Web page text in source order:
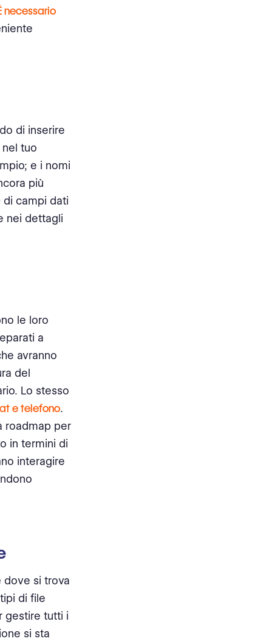
necessario
di inserire
tuo
e i nomi
più
di campi dati
nei dettagli
le loro
a
avranno
del
Lo stesso
e telefono.
roadmap per
in termini di
interagire
dove si trova
di file
gestire tutti i
si sta